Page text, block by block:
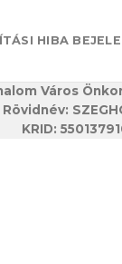
HIBA
Város
Rövidnév:
KRID: